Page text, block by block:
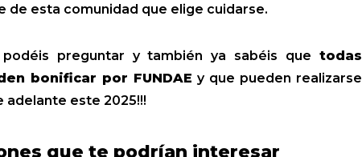
de esta comunidad que elige cuidarse.
preguntar y también ya sabéis que todas
bonificar por FUNDAE y que pueden realizarse
adelante este 2025!!!
que te podrían interesar